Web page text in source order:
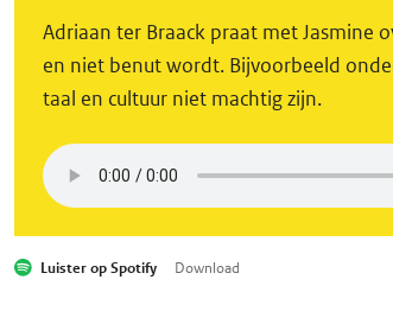
Adriaan ter Braack praat met
en niet benut wordt. Bijvoorbeeld
taal en cultuur niet machtig zijn.
Luister op Spotify Download